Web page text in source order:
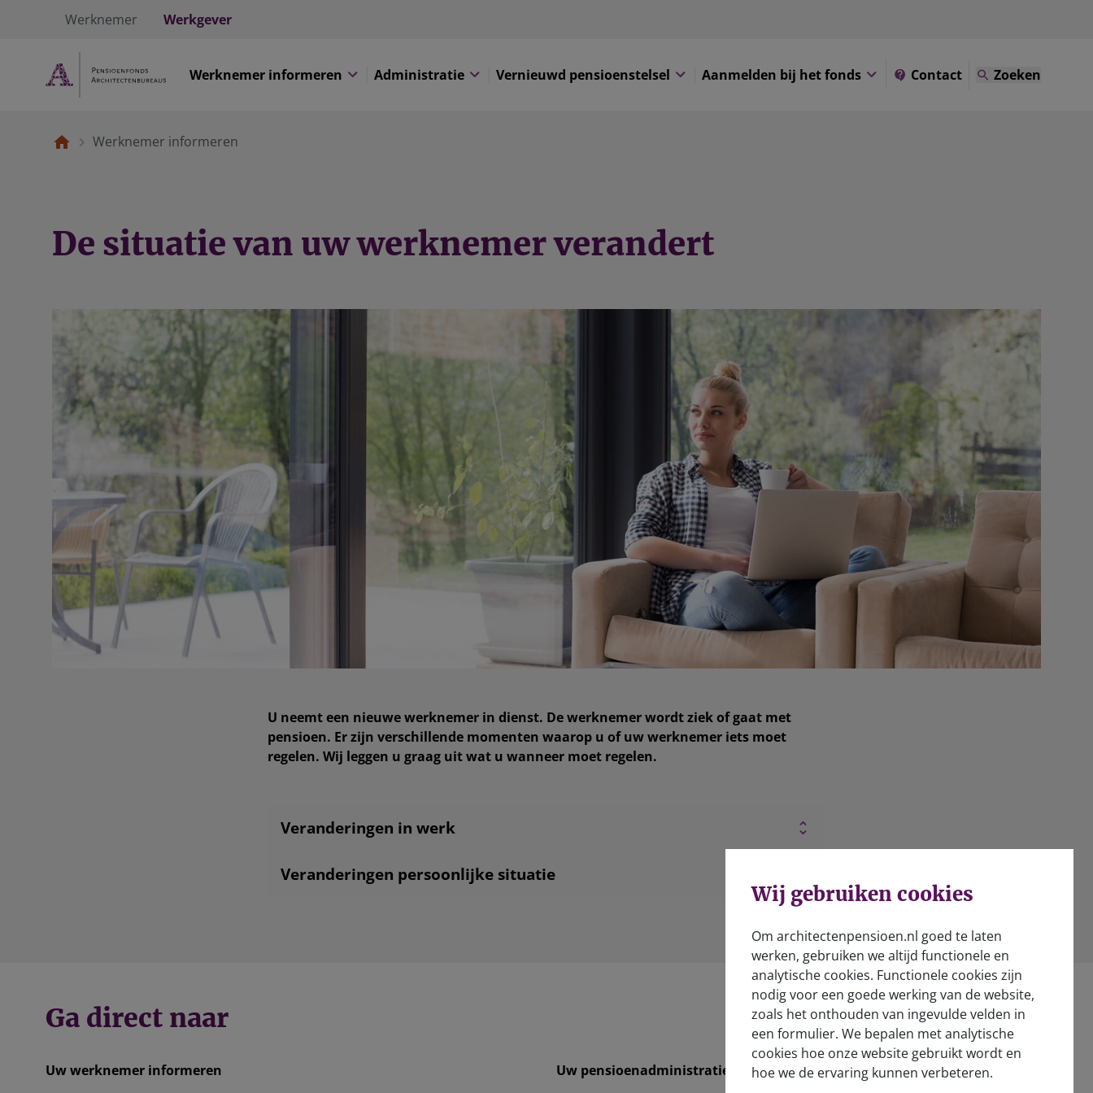
Werknemer Werkgever
Werknemer informeren Administratie Vernieuwd pensioenstelsel Aanmelden bij het fonds Contact Zoeken
Werknemer informeren
De situatie van uw werknemer verandert
U neemt een nieuwe werknemer in dienst. De werknemer wordt ziek of gaat met
pensioen. Er zijn verschillende momenten waarop u of uw werknemer iets moet
regelen. Wij leggen u graag uit wat u wanneer moet regelen.
Veranderingen in werk
Veranderingen persoonlijke situatie
Ga direct naar
Uw werknemer informeren Uw pensioenadministratie doen
Wij gebruiken cookies
Om architectenpensioen.nl goed te laten
werken, gebruiken we altijd functionele en
analytische cookies. Functionele cookies zijn
nodig voor een goede werking van de website,
zoals het onthouden van ingevulde velden in
een formulier. We bepalen met analytische
cookies hoe onze website gebruikt wordt en
hoe we de ervaring kunnen verbeteren.